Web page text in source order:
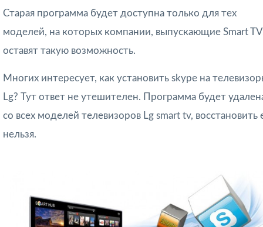
Старая программа будет доступна только для тех
моделей, на которых компании, выпускающие Smart
оставят такую возможность.
Многих интересует, как установить skype на
Lg? Тут ответ не утешителен. Программа будет
со всех моделей телевизоров Lg smart tv, восстановить
нельзя.